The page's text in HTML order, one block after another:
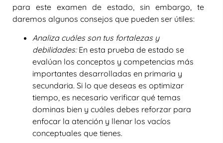
para este examen de estado, sin embargo, te
daremos algunos consejos que pueden ser útiles:
Analiza cuáles son tus fortalezas y
debilidades:En esta prueba de estado se
evalúan los conceptos y competencias más
importantes desarrolladas en primaria y
secundaria. Si lo que deseas es optimizar
tiempo, es necesario verificar qué temas
dominas bien y cuáles debes reforzar para
enfocar la atención y llenar los vacíos
conceptuales que tienes.